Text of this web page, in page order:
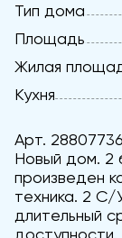
Тип дома
Площадь
Жилая
Кухня
Арт.
Новый дом. 2
произведен
техника. 2 С/
длительный